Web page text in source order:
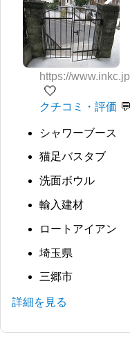
https://
🤍
クチコミ・評価
シャワーブース
猫足バスタブ
洗面ボウル
輸入建材
ロートアイアン
埼玉県
三郷市
詳細を見る